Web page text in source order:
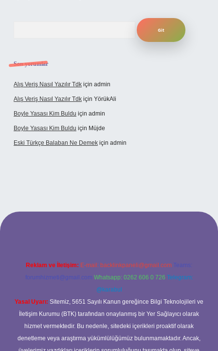
Son yorumlar
Alış Veriş Nasıl Yazılır Tdk için admin
Alış Veriş Nasıl Yazılır Tdk için YörükAli
Boyle Yasası Kim Buldu için admin
Boyle Yasası Kim Buldu için Müjde
Eski Türkçe Balaban Ne Demek için admin
casino
Reklam ve İletişim: E-mail: backlinkpaneli@gmail.com Teams:
forumhizmeti@gmail.com Whatsapp: 0262 606 0 726 Telegram:
@karabul
Yasal Uyarı: Sitemiz, 5651 Sayılı Kanun gereğince Bilgi Teknolojileri ve
İletişim Kurumu (BTK) tarafından onaylanmış bir Yer Sağlayıcı olarak
hizmet vermektedir. Bu nedenle, sitedeki içerikleri proaktif olarak
denetleme veya araştırma yükümlülüğümüz bulunmamaktadır. Ancak,